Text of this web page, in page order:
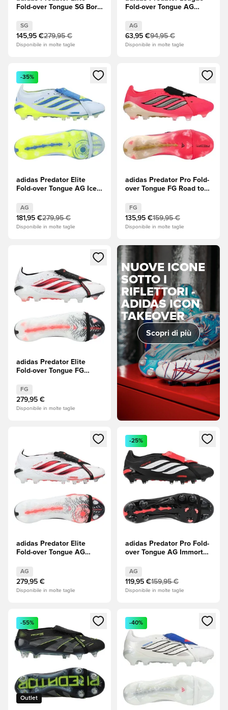
Fold-over Tongue SG Born
lucido/Core Black
(Nero)/Footwear White
(Bianco)
SG
145,95 €279,95 €
Disponibile in molte taglie
Fold-over Tongue AG
Black (Nero)/Footwear
White (Bianco)/Rosso
lucido
AG
63,95 €94,95 €
Disponibile in molte taglie
Apre una finestra modale per accedere o registrarsi come
-35%
adidas Predator Elite
Fold-over Tongue AG Ice
Sky/Ray Blue/Solar Yellow
(Giallo)
AG
181,95 €279,95 €
Disponibile in molte taglie
Apre una finestra modale
adidas Predator Pro Fold-
over Tongue FG Road to
Turbo/Thermal
Chrome/Core Black (Nero)
FG
135,95 €159,95 €
Disponibile in molte taglie
Apre una finestra modale per accedere o registrarsi come
adidas Predator Elite
Fold-over Tongue FG
FG
279,95 €
Disponibile in molte taglie
NUOVE ICONE
SOTTO I
RIFLETTORI -
ADIDAS ICON
TAKEOVER
Scopri di più
Apre una finestra modale per accedere o registrarsi come
adidas Predator Elite
Fold-over Tongue AG
AG
279,95 €
Disponibile in molte taglie
Apre una finestra modale
-25%
adidas Predator Pro Fold-
over Tongue AG Immortal
(Nero)/Footwear White
(Bianco)/Rosso lucido
AG
119,95 €159,95 €
Disponibile in molte taglie
Apre una finestra modale per accedere o registrarsi come
Outlet
-55%
Apre una finestra modale
-40%